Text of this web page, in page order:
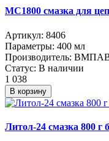
МС1800 смазка для
Артикул: 8406
Параметры: 400 мл
Производитель:
Статус: В наличии
1 038
В корзину
Литол-24 смазка 800